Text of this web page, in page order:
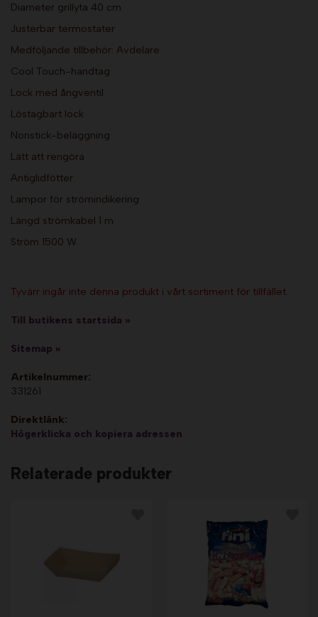
Diameter grillyta 40 cm
Justerbar termostater
Medföljande tillbehör: Avdelare
Cool Touch-handtag
Lock med ångventil
Löstagbart lock
Nonstick-beläggning
Lätt att rengöra
Antiglidfötter
Lampor för strömindikering
Längd strömkabel 1 m
Ström 1500 W
Tyvärr ingår inte denna produkt i vårt sortiment för tillfället.
Till butikens startsida »
Sitemap »
Artikelnummer:
331261
Direktlänk:
Högerklicka och kopiera adressen
Relaterade produkter